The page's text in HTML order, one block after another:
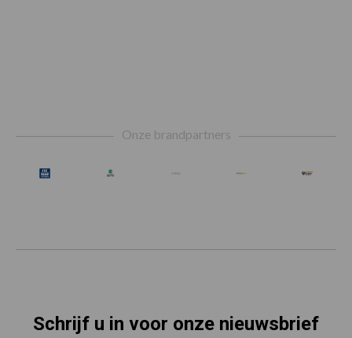
Onze brandpartners
Schrijf u in voor onze nieuwsbrief